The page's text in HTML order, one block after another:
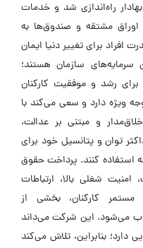
راه‌اندازی شد و خدمات
اوراق مشتقه و صندوق‌ها به
افراد برای تغییر دنیا ایمان
سرمایه‌های سازمان هستند؛
برای رشد و موفقیت کارکنان
ویژه دارد و سعی می‌کند با
و مبتنی بر عدالت،
توان و پتانسیل خود برای
کنند. پرداخت حقوق
امنیت شغلی بالا، ارتباطات
مستمر کارکنان، بخشی از
می‌شود. این شرکت می‌داند
دارد؛ بنابراین، تلاش می‌کند